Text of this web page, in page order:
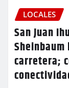
LOCALES
San Juan
carretera;